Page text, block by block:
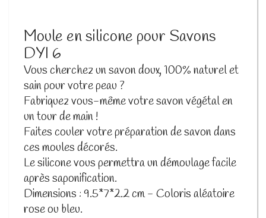
Moule en silicone pour Savons
DYI 6
Vous cherchez un savon doux, 100% naturel et
sain pour votre peau ?
Fabriquez vous-même votre savon végétal en
un tour de main !
Faites couler votre préparation de savon dans
ces moules décorés.
Le silicone vous permettra un démoulage facile
après saponification.
Dimensions : 9.5*7*2.2 cm - Coloris aléatoire
rose ou bleu.